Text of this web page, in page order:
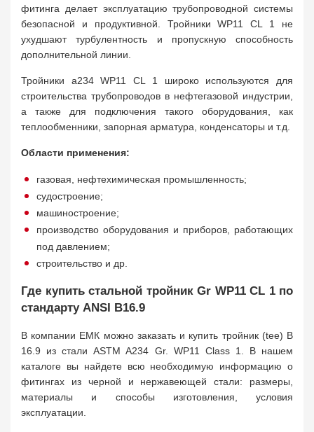
фитинга делает эксплуатацию трубопроводной системы
безопасной и продуктивной. Тройники WP11 CL 1 не
ухудшают турбулентность и пропускную способность
дополнительной линии.
Тройники а234 WP11 CL 1 широко используются для
строительства трубопроводов в нефтегазовой индустрии,
а также для подключения такого оборудования, как
теплообменники, запорная арматура, конденсаторы и т.д.
Области применения:
газовая, нефтехимическая промышленность;
судостроение;
машиностроение;
производство оборудования и приборов, работающих
под давлением;
строительство и др.
Где купить стальной тройник Gr WP11 CL 1 по
стандарту ANSI B16.9
В компании ЕМК можно заказать и купить тройник (tee) B
16.9 из стали ASTM A234 Gr. WP11 Class 1. В нашем
каталоге вы найдете всю необходимую информацию о
фитингах из черной и нержавеющей стали: размеры,
материалы и способы изготовления, условия
эксплуатации.